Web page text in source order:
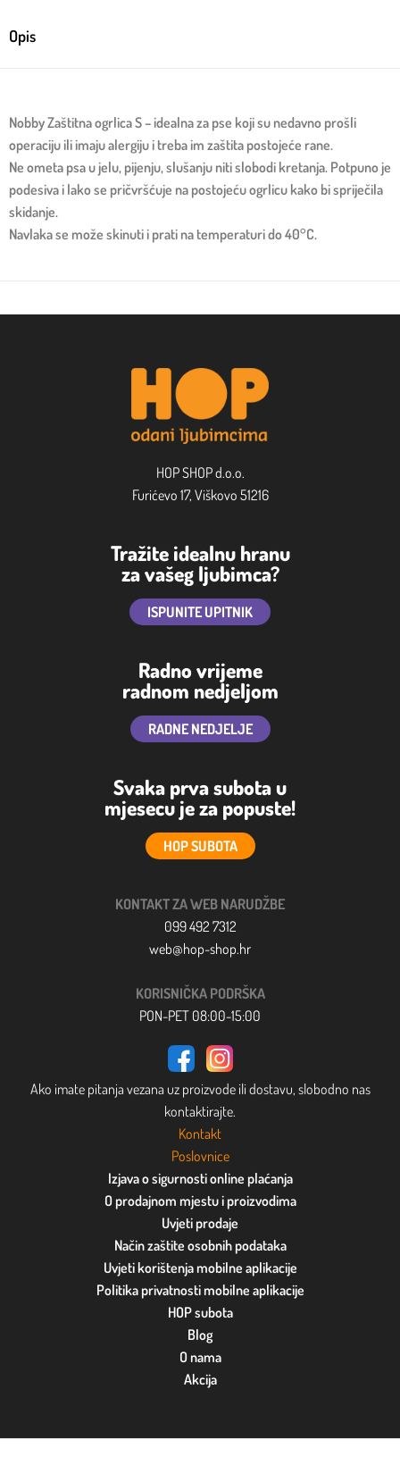
Opis
Nobby Zaštitna ogrlica S – idealna za pse koji su nedavno prošli
operaciju ili imaju alergiju i treba im zaštita postojeće rane.
Ne ometa psa u jelu, pijenju, slušanju niti slobodi kretanja. Potpuno je
podesiva i lako se pričvršćuje na postojeću ogrlicu kako bi spriječila
skidanje.
Navlaka se može skinuti i prati na temperaturi do 40°C.
HOP SHOP d.o.o.
Furićevo 17, Viškovo 51216
Tražite idealnu hranu
za vašeg ljubimca?
ISPUNITE UPITNIK
Radno vrijeme
radnom nedjeljom
RADNE NEDJELJE
Svaka prva subota u
mjesecu je za popuste!
HOP SUBOTA
KONTAKT ZA WEB NARUDŽBE
099 492 7312
web@hop-shop.hr
KORISNIČKA PODRŠKA
PON-PET 08:00-15:00
Ako imate pitanja vezana uz proizvode ili dostavu, slobodno nas
kontaktirajte.
Kontakt
Poslovnice
Izjava o sigurnosti online plaćanja
O prodajnom mjestu i proizvodima
Uvjeti prodaje
Način zaštite osobnih podataka
Uvjeti korištenja mobilne aplikacije
Politika privatnosti mobilne aplikacije
HOP subota
Blog
O nama
Akcija